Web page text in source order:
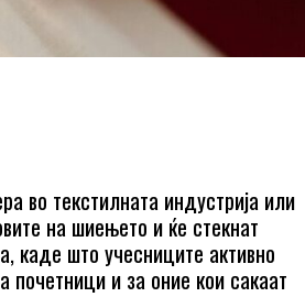
во текстилната индустрија или
на шиењето и ќе стекнат
каде што учесниците активно
почетници и за оние кои сакаат